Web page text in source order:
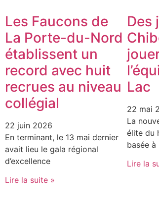
Les Faucons de
La Porte-du-Nord
établissent un
record avec huit
recrues au niveau
collégial
22 juin 2026
En terminant, le 13 mai dernier
avait lieu le gala régional
d’excellence
Lire la suite »
Des
Lac
22 mai
La
élite du
basée à
Lire la